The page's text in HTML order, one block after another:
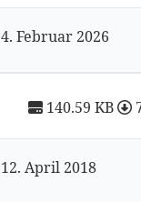
4. Februar 2026
140.59 KB
12. April 2018